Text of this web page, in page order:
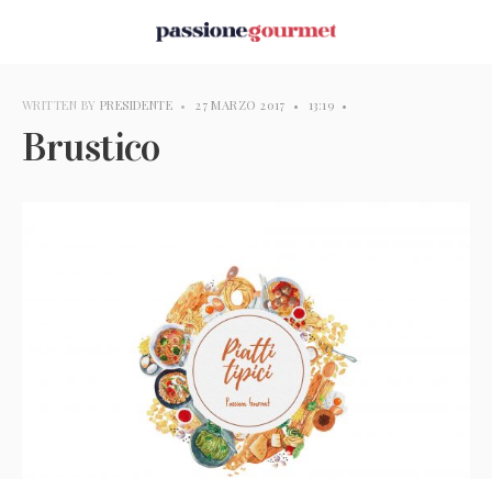
WRITTEN BY PRESIDENTE • 27 MARZO 2017 • 13:19 •
Brustico